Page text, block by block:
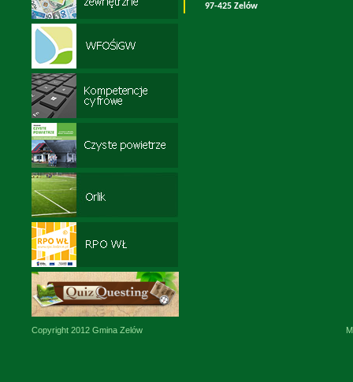
97-425 Zelów
Copyright 2012 Gmina Zelów